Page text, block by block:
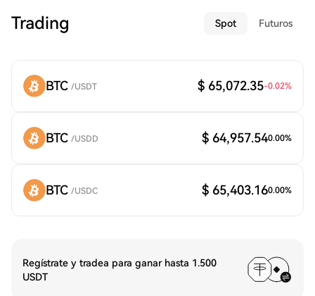
Trading Spot Futuros
BTC /USDT $ 65,072.35-0.02%
BTC /USDD $ 64,957.540.00%
BTC /USDC $ 65,403.160.00%
Regístrate y tradea para ganar hasta 1.500
USDT